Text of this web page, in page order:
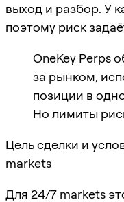
выход и разбор. У
поэтому риск
OneKey Perps
за рынком,
позиции в
Но лимиты
Цель сделки и
markets
Для 24/7 markets